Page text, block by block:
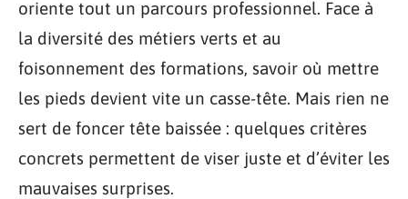
oriente tout un parcours professionnel. Face à
la diversité des métiers verts et au
foisonnement des formations, savoir où mettre
les pieds devient vite un casse-tête. Mais rien ne
sert de foncer tête baissée : quelques critères
concrets permettent de viser juste et d’éviter les
mauvaises surprises.